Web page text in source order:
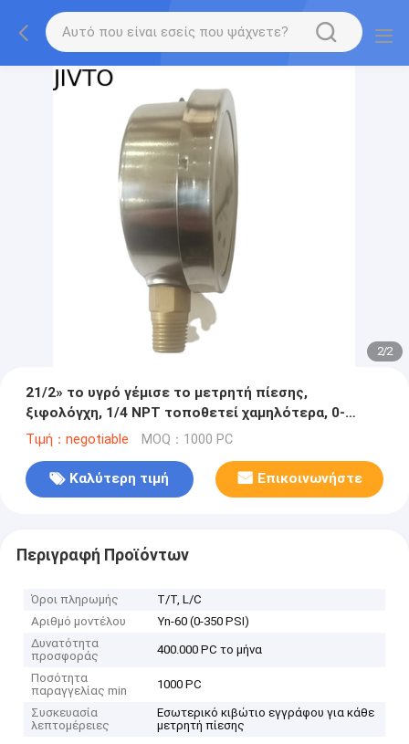
2/2
21/2» το υγρό γέμισε το μετρητή πίεσης,
ξιφολόγχη, 1/4 NPT τοποθετεί χαμηλότερα, 0-
10,000 PSI/φραγμός, περίπτωση ανοξείδωτου
Τιμή：negotiable MOQ：1000 PC
Καλύτερη τιμή Επικοινωνήστε
Περιγραφή Προϊόντων
Όροι πληρωμής
T/T, L/C
Αριθμό μοντέλου
Yn-60 (0-350 PSI)
Δυνατότητα
προσφοράς
400.000 PC το μήνα
Ποσότητα
παραγγελίας min
1000 PC
Συσκευασία
λεπτομέρειες
Εσωτερικό κιβώτιο εγγράφου για κάθε
μετρητή πίεσης